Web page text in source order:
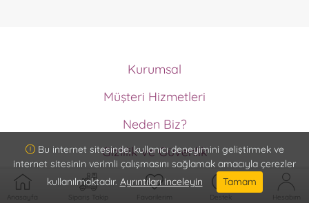
Kurumsal
Ödeme Metodları
Memnuniyet Garantisi
Müşteri Hizmetleri
Müşteri Hizmetleri
İptal ve İade Koşulları
Sipariş Takip
Neden Biz?
ISO9001 Güvencesi
Vazo Ömrü Garantisi
Detaylı Ürün Bilgisi
Teslimat Bilgisi
Gizlilik ve Güvenlik
Gizlilik ve Güvenlik
Hizmet Sözleşmesi
Anasayfa Sipariş Takip Favorilerim Destek Hesabım
Bu internet sitesinde, kullanıcı deneyimini geliştirmek ve
internet sitesinin verimli çalışmasını sağlamak amacıyla çerezler
kullanılmaktadır. Ayrıntıları inceleyin Tamam